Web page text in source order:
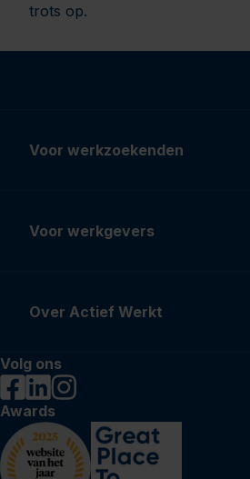
trots op.
Voor werkzoekenden
Voor werkgevers
Over Actief Werkt
Volg ons
Awards